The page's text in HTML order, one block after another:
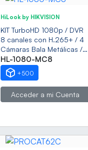
HiLook by HIKVISION
KIT TurboHD 1080p / DVR
8 canales con H.265+ / 4
Cámaras Bala Metálicas /
Fuente de Poder /
Accesorios de Instalación
HL-1080-MC8
+500
Acceder a mi Cuenta